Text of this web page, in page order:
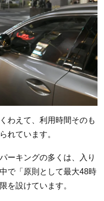
わえて、利用時間そのも
れています。
ーキングの多くは、入り
で「原則として最大48時
を設けています。